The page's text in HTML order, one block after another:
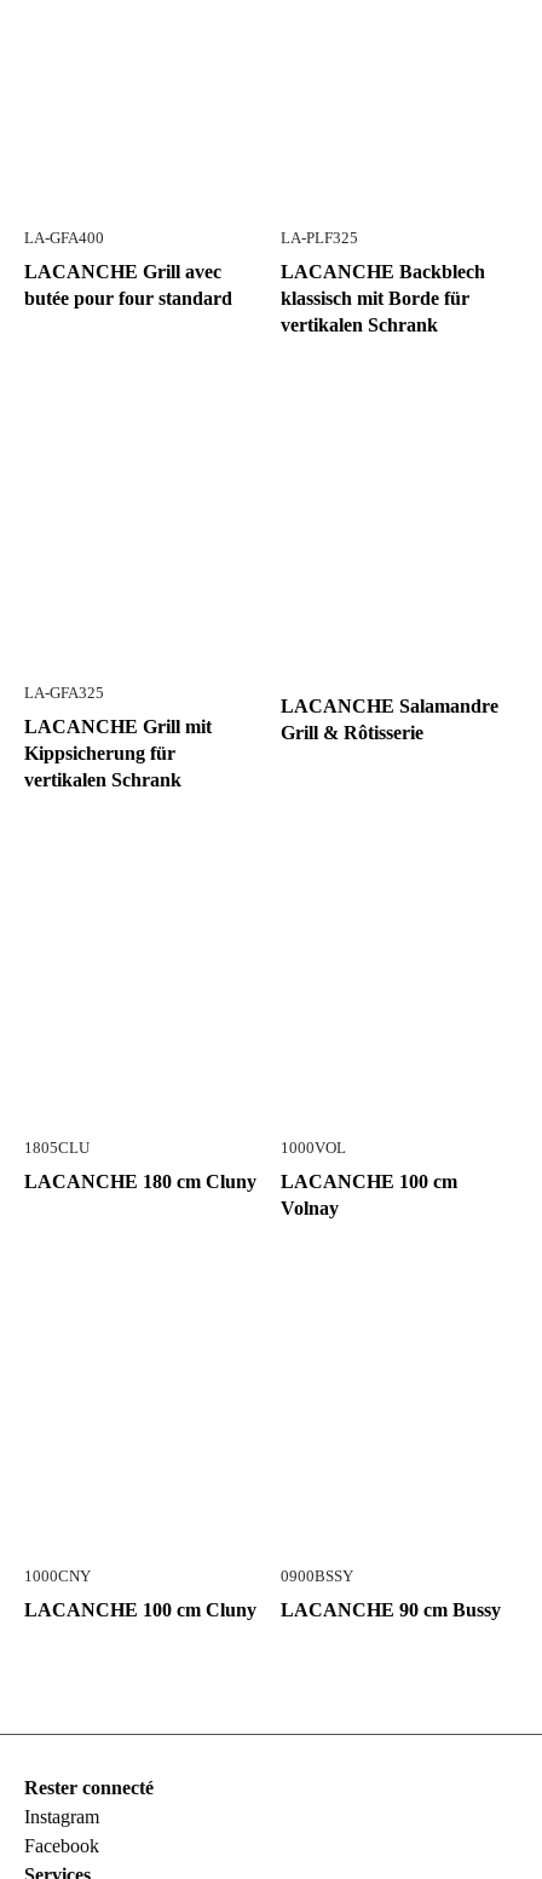
LA-GFA400
LACANCHE Grill avec
butée pour four standard
LA-PLF325
LACANCHE Backblech
klassisch mit Borde für
vertikalen Schrank
LA-GFA325
LACANCHE Grill mit
Kippsicherung für
vertikalen Schrank
LACANCHE Salamandre
Grill & Rôtisserie
1805CLU
LACANCHE 180 cm Cluny
1000VOL
LACANCHE 100 cm
Volnay
1000CNY
LACANCHE 100 cm Cluny
0900BSSY
LACANCHE 90 cm Bussy
Rester connecté
Instagram
Facebook
Services